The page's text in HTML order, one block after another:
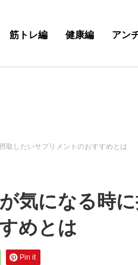
筋トレ編 健康編 アン
取したいサプリメントのおすすめとは
気になる時
めとは
Pin it